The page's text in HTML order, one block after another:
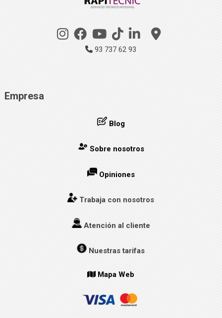
93 737 62 93
Empresa
Blog
Sobre nosotros
Opiniones
Trabaja con nosotros
Atención al cliente
Nuestras tarifas
Mapa Web